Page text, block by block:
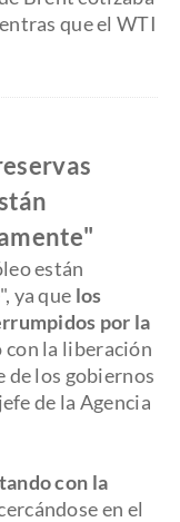
que el WTI
están
ya que los
por la
con la liberación
de los gobiernos
de la Agencia
con la
en el